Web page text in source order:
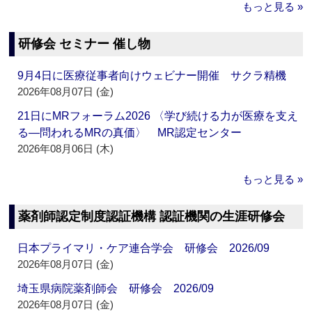
もっと見る »
研修会 セミナー 催し物
9月4日に医療従事者向けウェビナー開催 サクラ精機
2026年08月07日 (金)
21日にMRフォーラム2026 〈学び続ける力が医療を支え
る―問われるMRの真価〉 MR認定センター
2026年08月06日 (木)
もっと見る »
薬剤師認定制度認証機構 認証機関の生涯研修会
日本プライマリ・ケア連合学会 研修会 2026/09
2026年08月07日 (金)
埼玉県病院薬剤師会 研修会 2026/09
2026年08月07日 (金)